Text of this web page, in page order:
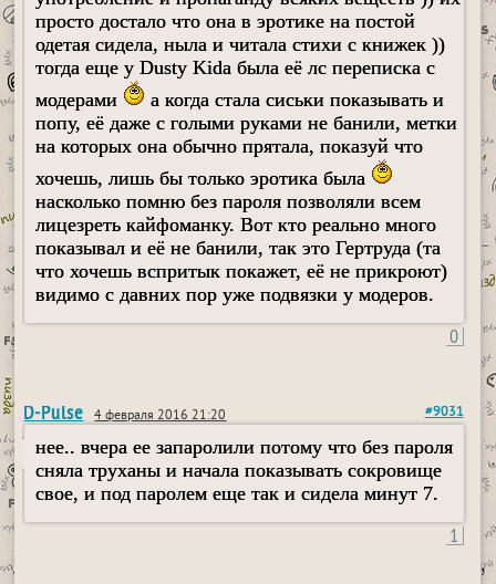
просто достало что она в эротике на постой
одетая сидела, ныла и читала стихи с книжек ))
тогда еще у Dusty Kida была её лс переписка с
модерами
а когда стала сиськи показывать и
попу, её даже с голыми руками не банили, метки
на которых она обычно прятала, показуй что
хочешь, лишь бы только эротика была
насколько помню без пароля позволяли всем
лицезреть кайфоманку. Вот кто реально много
показывал и её не банили, так это Гертруда (та
что хочешь вспритык покажет, её не прикроют)
видимо с давних пор уже подвязки у модеров.
0
D-Pulse 4 февраля 2016 21:20 #9031
нее.. вчера ее запаролили потому что без пароля
сняла труханы и начала показывать сокровище
свое, и под паролем еще так и сидела минут 7.
1